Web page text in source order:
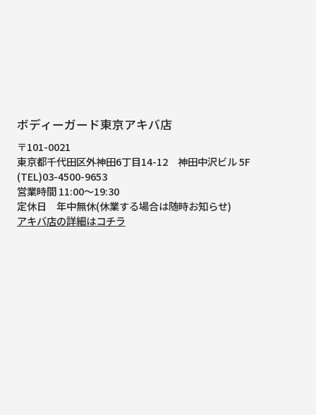
ボディーガード東京アキバ店
〒101-0021
東京都千代田区外神田6丁目14-12 神田中沢ビル 5F
(TEL)03-4500-9653
営業時間 11:00～19:30
定休日 年中無休(休業する場合は随時お知らせ)
アキバ店の詳細はコチラ